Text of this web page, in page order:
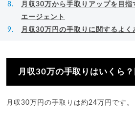
月収30万から手取りアップを目指
エージェント
月収30万円の手取りに関するよく
月収30万の手取りはいくら
月収30万円の手取りは約24万円です。